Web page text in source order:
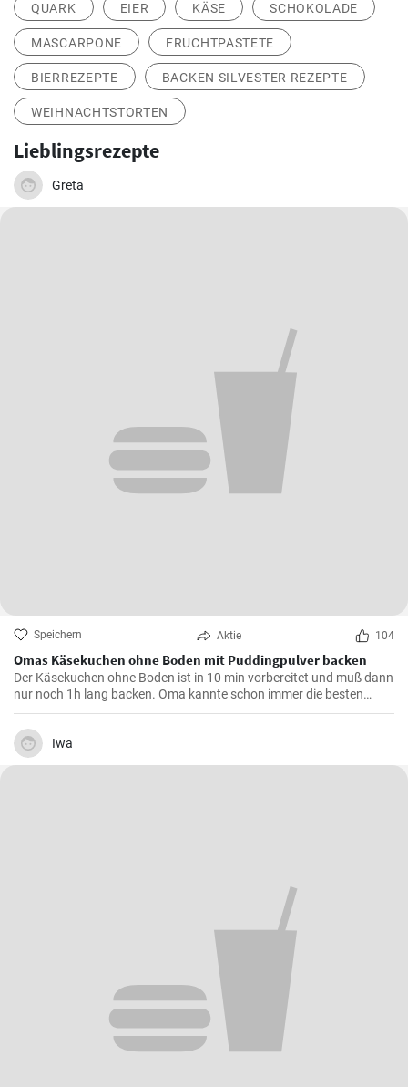
QUARK EIER KÄSE SCHOKOLADE
MASCARPONE FRUCHTPASTETE
BIERREZEPTE BACKEN SILVESTER REZEPTE
WEIHNACHTSTORTEN
Lieblingsrezepte
Greta
Speichern Aktie 104
Omas Käsekuchen ohne Boden mit Puddingpulver backen
Der Käsekuchen ohne Boden ist in 10 min vorbereitet und muß dann
nur noch 1h lang backen. Oma kannte schon immer die besten
Käsekuchen Rezepte für den Kaffeetisch und dieser wird mit Vanille
Puddingpulver stabilisiert.
Iwa